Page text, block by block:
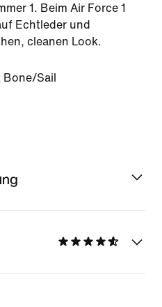
1. Beim Air Force 1
Echtleder und
cleanen Look.
Bone/Sail